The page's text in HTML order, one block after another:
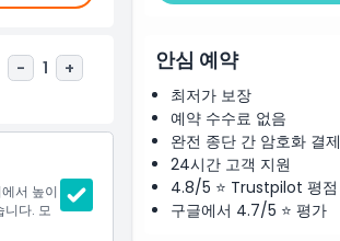
- 1 +
서 높이
니다. 모
안심 예약
최저가 보장
예약 수수료 없음
완전 종단 간 암호화 결제
24시간 고객 지원
4.8/5 ⭐ Trustpilot 평점
구글에서 4.7/5 ⭐ 평가